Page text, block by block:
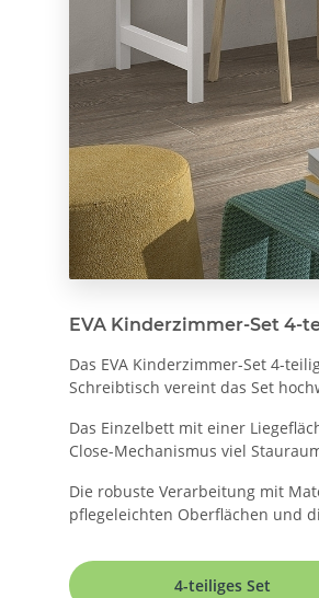
EVA Kinderzimmer-Set 4-
Das EVA Kinderzimmer-Set 4-
Schreibtisch vereint das Set
Das Einzelbett mit einer
Close-Mechanismus viel
Die robuste Verarbeitung mit
pflegeleichten Oberflächen und
4-teiliges Set